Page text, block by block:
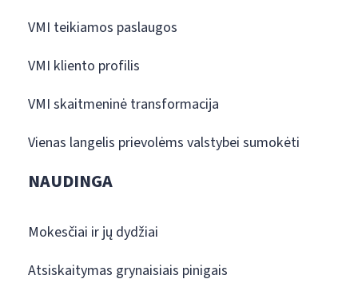
VMI teikiamos paslaugos
VMI kliento profilis
VMI skaitmeninė transformacija
Vienas langelis prievolėms valstybei sumokėti
NAUDINGA
Mokesčiai ir jų dydžiai
Atsiskaitymas grynaisiais pinigais